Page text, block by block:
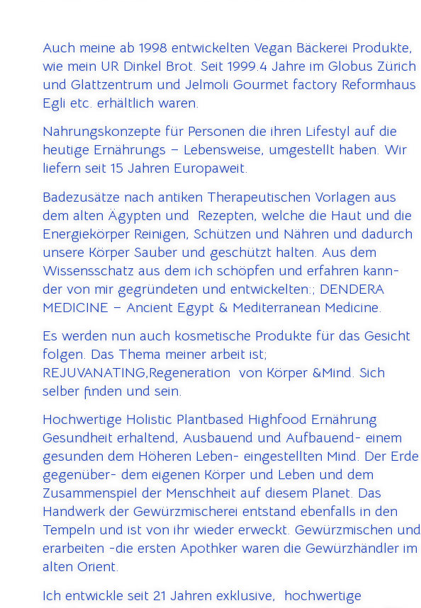
Auch meine ab 1998 entwickelten Vegan Bäckerei Produkte,
wie mein UR Dinkel Brot. Seit 1999.4 Jahre im Globus Zürich
und Glattzentrum und Jelmoli Gourmet factory Reformhaus
Egli etc. erhältlich waren.
Nahrungskonzepte für Personen die ihren Lifestyl auf die
heutige Ernährungs – Lebensweise, umgestellt haben. Wir
liefern seit 15 Jahren Europaweit.
Badezusätze nach antiken Therapeutischen Vorlagen aus
dem alten Ägypten und Rezepten, welche die Haut und die
Energiekörper Reinigen, Schützen und Nähren und dadurch
unsere Körper Sauber und geschützt halten. Aus dem
Wissensschatz aus dem ich schöpfen und erfahren kann-
der von mir gegründeten und entwickelten:; DENDERA
MEDICINE – Ancient Egypt & Mediterranean Medicine.
Es werden nun auch kosmetische Produkte für das Gesicht
folgen. Das Thema meiner arbeit ist;
REJUVANATING,Regeneration von Körper &Mind. Sich
selber finden und sein.
Hochwertige Holistic Plantbased Highfood Ernährung
Gesundheit erhaltend, Ausbauend und Aufbauend- einem
gesunden dem Höheren Leben- eingestellten Mind. Der Erde
gegenüber- dem eigenen Körper und Leben und dem
Zusammenspiel der Menschheit auf diesem Planet. Das
Handwerk der Gewürzmischerei entstand ebenfalls in den
Tempeln und ist von ihr wieder erweckt. Gewürzmischen und
erarbeiten -die ersten Apothker waren die Gewürzhändler im
alten Orient.
Ich entwickle seit 21 Jahren exklusive, hochwertige